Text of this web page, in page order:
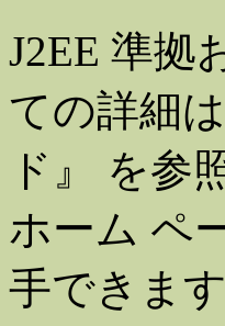
J2EE 準拠
ての詳細
ド』 を参
ホーム ペ
手できます